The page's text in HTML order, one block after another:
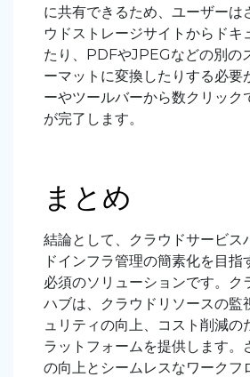
に共有できるため、ユーザーは
ウドストレージサイトからドキ
たり、PDFやJPEGなどの別の
ーマットに変換したりする必要
ーやツールバーから数クリック
が完了します。
まとめ
結論として、クラウドサービス
ドインフラ管理の簡素化を目指
必須のソリューションです。ク
ハブは、クラウドリソースの監
ュリティの向上、コスト削減の
ラットフォームを提供します。
の向上とシームレスなワークフ